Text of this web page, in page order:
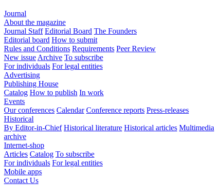
Journal
About the magazine
Journal Staff Editorial Board The Founders
Editorial board How to submit
Rules and Conditions Requirements Peer Review
New issue Archive To subscribe
For individuals For legal entities
Advertising
Publishing House
Catalog How to publish In work
Events
Our conferences Calendar Conference reports Press-releases
Historical
By Editor-in-Chief Historical literature Historical articles Multimedia
archive
Internet-shop
Articles Catalog To subscribe
For individuals For legal entities
Mobile apps
Contact Us